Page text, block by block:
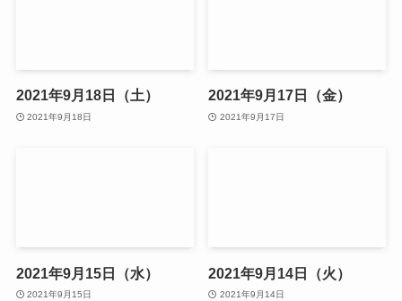
2021年9月18日（土）
2021年9月18日
2021年9月17日（金）
2021年9月17日
2021年9月15日（水）
2021年9月15日
2021年9月14日（火）
2021年9月14日